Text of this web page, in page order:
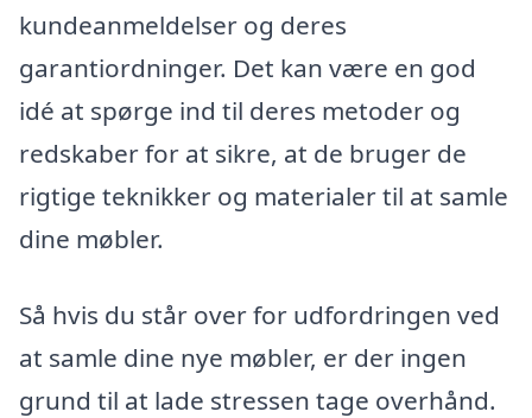
kundeanmeldelser og deres
garantiordninger. Det kan være en god
idé at spørge ind til deres metoder og
redskaber for at sikre, at de bruger de
rigtige teknikker og materialer til at samle
dine møbler.
Så hvis du står over for udfordringen ved
at samle dine nye møbler, er der ingen
grund til at lade stressen tage overhånd.